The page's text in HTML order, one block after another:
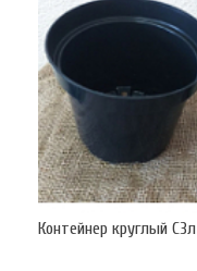
Контейнер круглый С3л